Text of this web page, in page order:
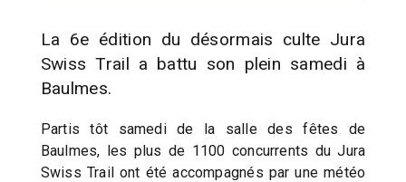
La 6e édition du désormais culte Jura
Swiss Trail a battu son plein samedi à
Baulmes.
Partis tôt samedi de la salle des fêtes de
Baulmes, les plus de 1100 concurrents du Jura
Swiss Trail ont été accompagnés par une météo